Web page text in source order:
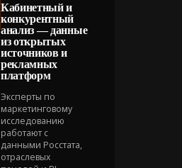
Кабинетный и
конкурентный
анализ — данные
из открытых
источников и
рекламных
платформ
Эксперты по
маркетинговому
исследованию
работают с
данными Росстата,
отраслевых